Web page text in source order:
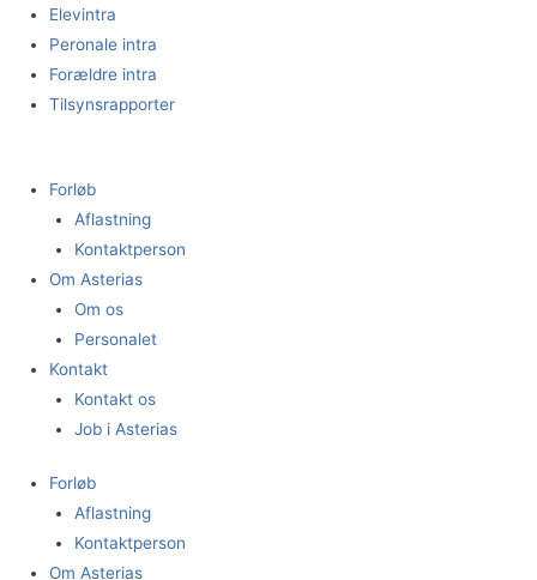
indholdet
Elevintra
Peronale intra
Forældre intra
Tilsynsrapporter
Forløb
Aflastning
Kontaktperson
Om Asterias
Om os
Personalet
Kontakt
Kontakt os
Job i Asterias
Forløb
Aflastning
Kontaktperson
Om Asterias